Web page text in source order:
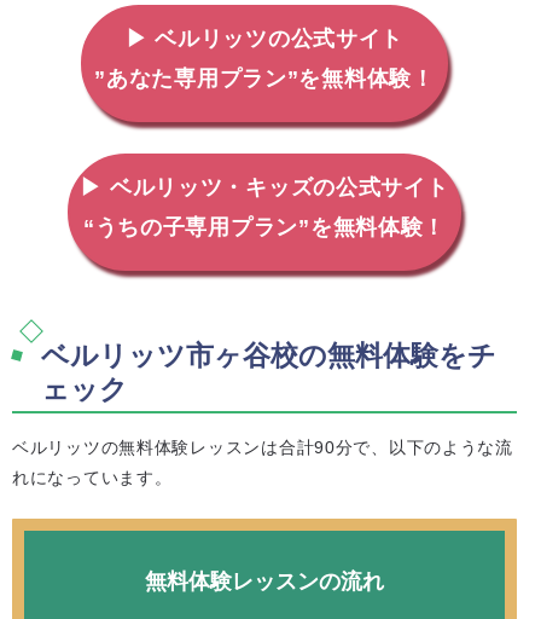
▶ ベルリッツの公式サイト
”あなた専用プラン”を無料体験！
▶ ベルリッツ・キッズの公式サイト
“うちの子専用プラン”を無料体験！
ベルリッツ市ヶ谷校の無料体験をチ
ェック
ベルリッツの無料体験レッスンは合計90分で、以下のような流
れになっています。
無料体験レッスンの流れ